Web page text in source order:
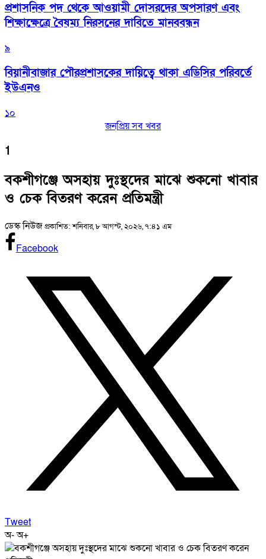
প্রশাসনিক পদ থেকে আওয়ামী দোসরদের অপসারণ এবং
শিক্ষাক্ষেত্রে বৈষম্য নিরসনের দাবিতে মানববন্ধন
৯
বিয়ানীবাজার পৌরপ্রশাসকের দায়িত্বে থাকা এডিসির পরিবর্তে
ইউএনও
১০
জনপ্রিয় সব খবর
1
বকশীগঞ্জে অসহায় দুঃস্থদের মাঝে শুকনো খাবার
ও চেক বিতরণ করেন প্রতিমন্ত্রী
ডেস্ক নিউজপ্রকাশিত: শনিবার, ৮ আগস্ট, ২০২৬, ৭:৪১ এম
Facebook
Tweet
অ-অ+